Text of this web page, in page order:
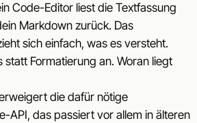
Code-Editor liest die Textfassung
Markdown zurück. Das
sich einfach, was es versteht.
statt Formatierung an. Woran liegt
die dafür nötige
API, das passiert vor allem in älteren